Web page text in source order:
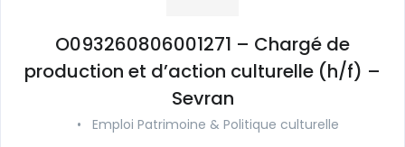
O093260806001271 – Chargé de
production et d’action culturelle (h/f) –
Sevran
• Emploi Patrimoine & Politique culturelle